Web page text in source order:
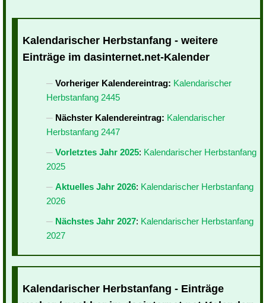
Kalendarischer Herbstanfang - weitere
Einträge im dasinternet.net-Kalender
Vorheriger Kalendereintrag: Kalendarischer
Herbstanfang 2445
Nächster Kalendereintrag: Kalendarischer
Herbstanfang 2447
Vorletztes Jahr 2025: Kalendarischer Herbstanfang
2025
Aktuelles Jahr 2026: Kalendarischer Herbstanfang
2026
Nächstes Jahr 2027: Kalendarischer Herbstanfang
2027
Kalendarischer Herbstanfang - Einträge